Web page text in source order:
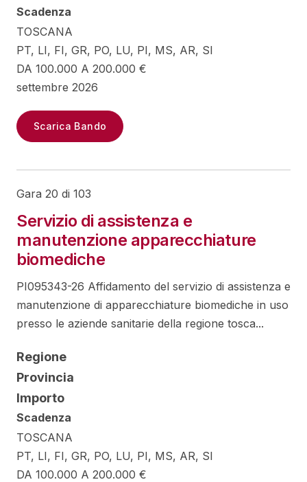
Scadenza
TOSCANA
PT, LI, FI, GR, PO, LU, PI, MS, AR, SI
DA 100.000 A 200.000 €
settembre 2026
Scarica Bando
Gara 20 di 103
Servizio di assistenza e
manutenzione apparecchiature
biomediche
PI095343-26 Affidamento del servizio di assistenza e
manutenzione di apparecchiature biomediche in uso
presso le aziende sanitarie della regione tosca...
Regione
Provincia
Importo
Scadenza
TOSCANA
PT, LI, FI, GR, PO, LU, PI, MS, AR, SI
DA 100.000 A 200.000 €